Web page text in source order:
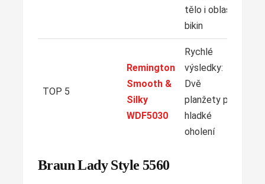
tělo i oblast
bikin
TOP 5
Remington
Smooth &
Silky
WDF5030
Rychlé
výsledky:
Dvě
planžety pro
hladké
oholení
Braun Lady Style 5560